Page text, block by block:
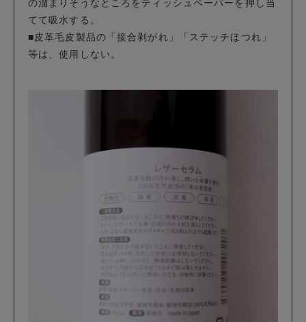
てて吸水する。
■皮革毛皮製品の「接合剥がれ」「ステッチほつれ」
等は、使用しない。